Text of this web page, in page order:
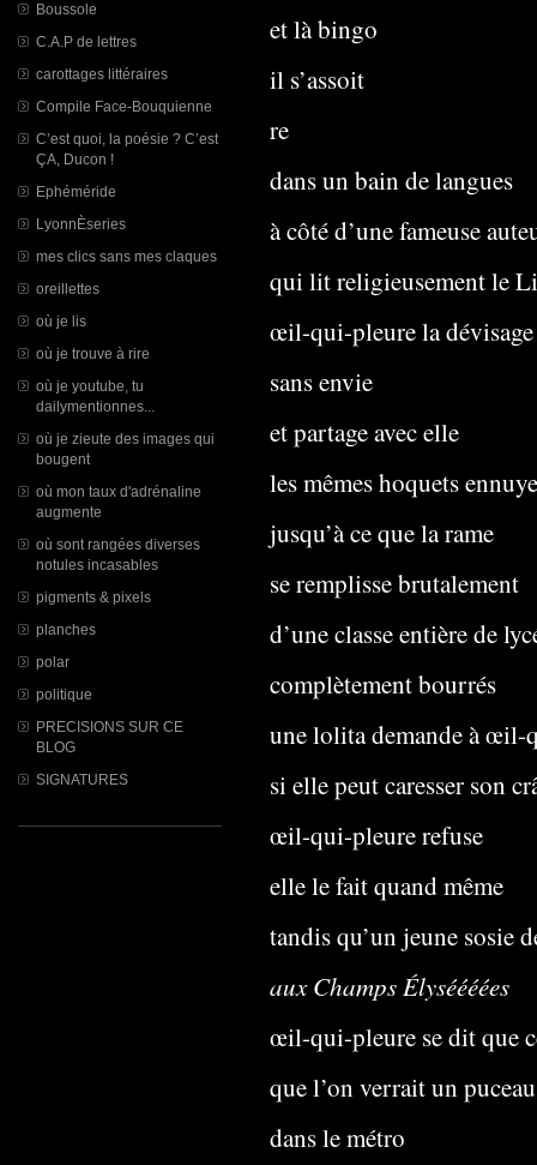
Boussole
C.A.P de lettres
carottages littéraires
Compile Face-Bouquienne
C’est quoi, la poésie ? C’est
ÇA, Ducon !
Ephéméride
LyonnÈseries
mes clics sans mes claques
oreillettes
où je lis
où je trouve à rire
où je youtube, tu
dailymentionnes...
où je zieute des images qui
bougent
où mon taux d'adrénaline
augmente
où sont rangées diverses
notules incasables
pigments & pixels
planches
polar
politique
PRECISIONS SUR CE
BLOG
SIGNATURES
et là bingo
il s’assoit
re
dans un bain de langues
à côté d’une fameuse
qui lit religieusement le
œil-qui-pleure la dévisage
sans envie
et partage avec elle
les mêmes hoquets
jusqu’à ce que la rame
se remplisse brutalement
d’une classe entière de
complètement bourrés
une lolita demande à œil-
si elle peut caresser son
œil-qui-pleure refuse
elle le fait quand même
tandis qu’un jeune sosie
aux Champs Élyséééées
œil-qui-pleure se dit que
que l’on verrait un
dans le métro